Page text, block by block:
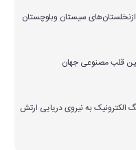
قلب مصنوعی جهان
الکترونیک به نیروی دریایی ارتش